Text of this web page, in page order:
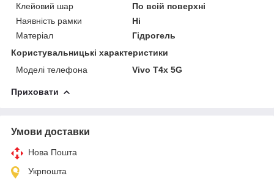
Клейовий шар
По всій поверхні
Наявність рамки
Ні
Матеріал
Гідрогель
Користувальницькі характеристики
Моделі телефона
Vivo T4x 5G
Приховати
Умови доставки
Нова Пошта
Укрпошта